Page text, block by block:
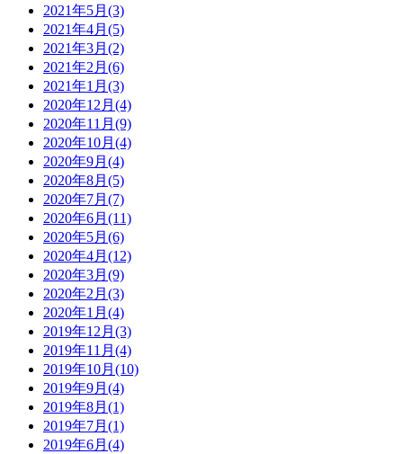
2021年5月(3)
2021年4月(5)
2021年3月(2)
2021年2月(6)
2021年1月(3)
2020年12月(4)
2020年11月(9)
2020年10月(4)
2020年9月(4)
2020年8月(5)
2020年7月(7)
2020年6月(11)
2020年5月(6)
2020年4月(12)
2020年3月(9)
2020年2月(3)
2020年1月(4)
2019年12月(3)
2019年11月(4)
2019年10月(10)
2019年9月(4)
2019年8月(1)
2019年7月(1)
2019年6月(4)